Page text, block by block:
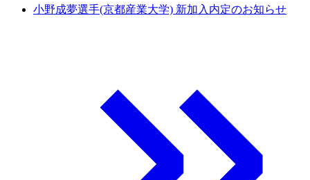
小野成夢選手(京都産業大学) 新加入内定のお知らせ